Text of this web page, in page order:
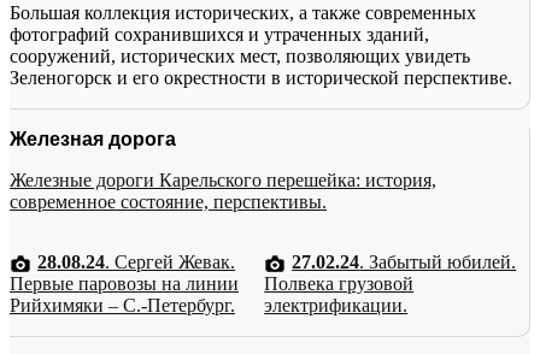
Большая коллекция исторических, а также современных
фотографий сохранившихся и утраченных зданий,
сооружений, исторических мест, позволяющих увидеть
Зеленогорск и его окрестности в исторической перспективе.
Железная дорога
Железные дороги Карельского перешейка: история,
современное состояние, перспективы.
28.08.24. Сергей Жевак.
Первые паровозы на линии
Рийхимяки – С.-Петербург.
27.02.24. Забытый юбилей.
Полвека грузовой
электрификации.